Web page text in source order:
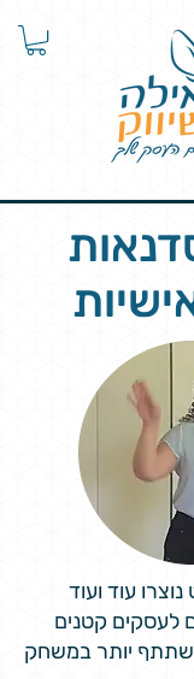
עוד ועוד
לעסקים קטנים
יותר במשחק